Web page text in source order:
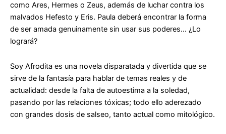
como Ares, Hermes o Zeus, además de luchar contra los
malvados Hefesto y Eris. Paula deberá encontrar la forma
de ser amada genuinamente sin usar sus poderes… ¿Lo
logrará?
Soy Afrodita es una novela disparatada y divertida que se
sirve de la fantasía para hablar de temas reales y de
actualidad: desde la falta de autoestima a la soledad,
pasando por las relaciones tóxicas; todo ello aderezado
con grandes dosis de salseo, tanto actual como mitológico.